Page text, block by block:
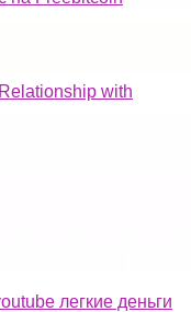
with
легкие деньги